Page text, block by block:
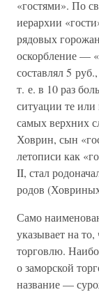
«гостями». По
иерархии
рядовых
оскорбление —
составлял 5
т. е. в 10 раз
ситуации те или
самых верхних
Ховрин, сын
летописи как
II, стал
родов
Само
указывает на
торговлю.
о заморской
название —